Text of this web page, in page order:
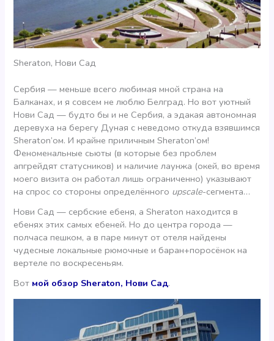
Sheraton, Нови Сад
Сербия — меньше всего любимая мной страна на
Балканах, и я совсем не люблю Белград. Но вот уютный
Нови Сад — будто бы и не Сербия, а эдакая автономная
деревуха на берегу Дуная с неведомо откуда взявшимся
Sheraton’ом. И крайне приличным Sheraton’ом!
Феноменальные сьюты (в которые без проблем
апгрейдят статусников) и наличие лаунжа (окей, во время
моего визита он работал лишь ограниченно) указывают
на спрос со стороны определённого upscale-сегмента…
Нови Сад — сербские ебеня, а Sheraton находится в
ебенях этих самых ебеней. Но до центра города —
полчаса пешком, а в паре минут от отеля найдены
чудесные локальные рюмочные и баран+поросёнок на
вертеле по воскресеньям.
Вот мой обзор Sheraton, Нови Сад.